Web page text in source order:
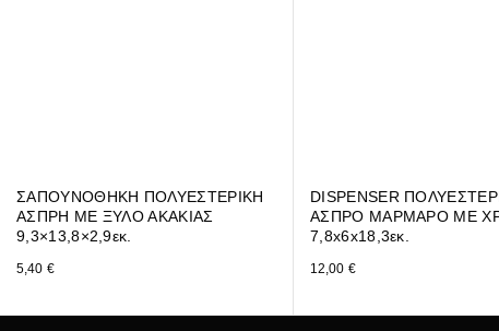
ΣΑΠΟΥΝΟΘΗΚΗ ΠΟΛΥΕΣΤΕΡΙΚΗ
ΑΣΠΡΗ ΜΕ ΞΥΛΟ ΑΚΑΚΙΑΣ
9,3×13,8×2,9εκ.
5,40 €
DISPENSER
ΑΣΠΡΟ ΜΑΡΜΑΡΟ ΜΕ
7,8x6x18,3εκ.
12,00 €